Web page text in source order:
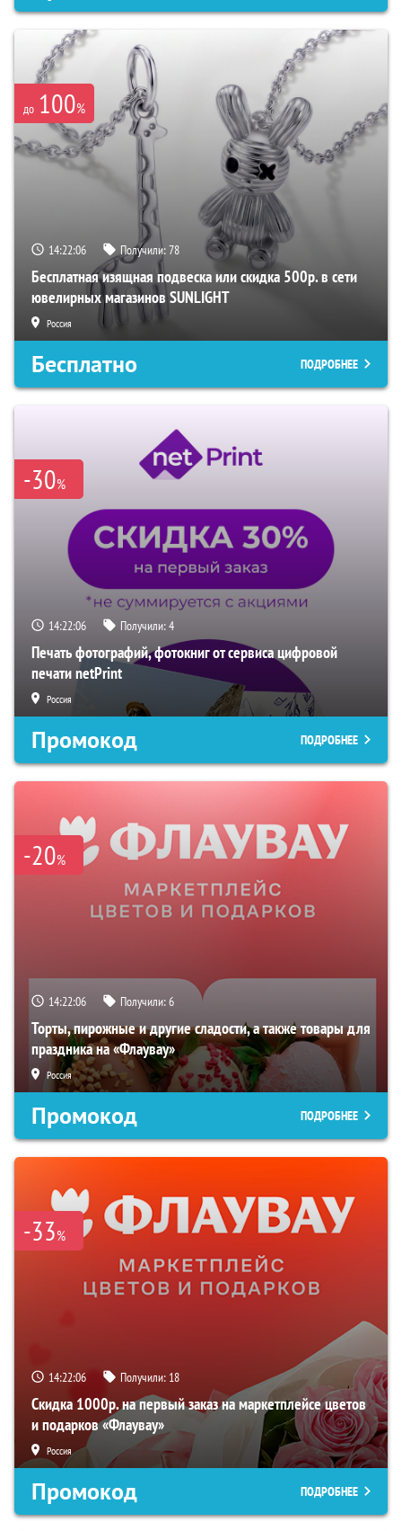
до 100%
14:22:05 Получили:78
Бесплатная изящная подвеска или скидка 500р. в сети
ювелирных магазинов SUNLIGHT
Россия
Бесплатно ПОДРОБНЕЕ
-30%
14:22:05 Получили:4
Печать фотографий, фотокниг от сервиса цифровой
печати netPrint
Россия
Промокод ПОДРОБНЕЕ
-20%
14:22:05 Получили:6
Торты, пирожные и другие сладости, а также товары для
праздника на «Флаувау»
Россия
Промокод ПОДРОБНЕЕ
-33%
14:22:05 Получили: 18
Скидка 1000р. на первый заказ на маркетплейсе цветов
и подарков «Флаувау»
Россия
Промокод ПОДРОБНЕЕ